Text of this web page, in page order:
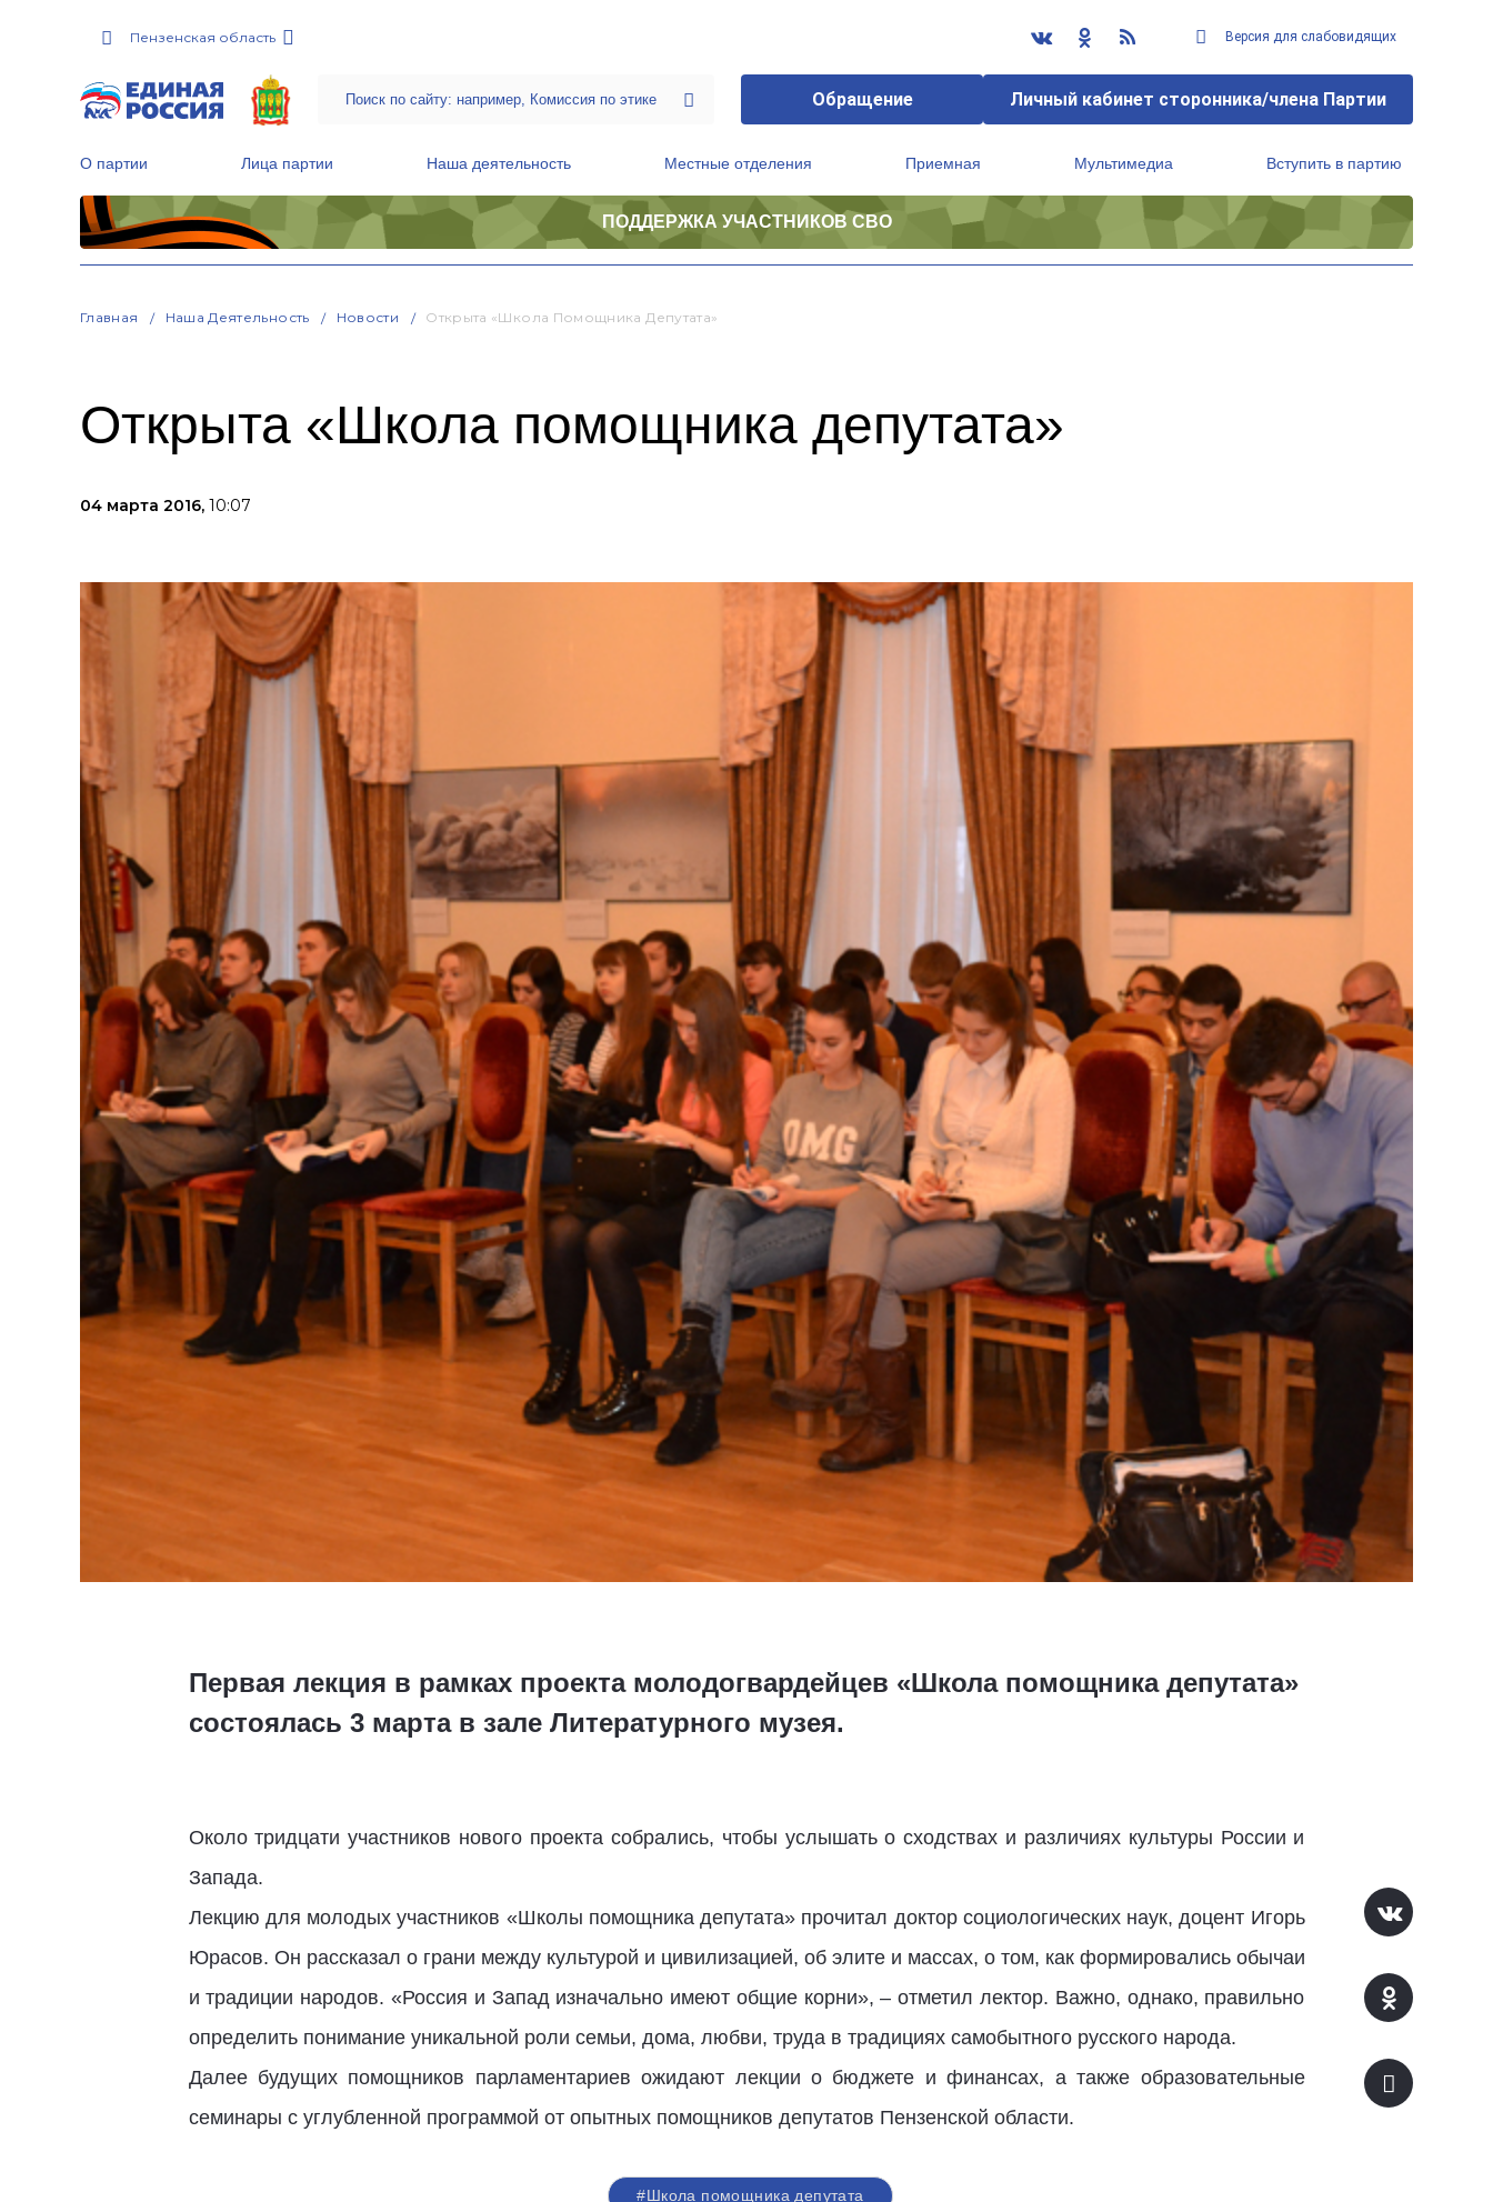
Пензенская область Версия для слабовидящих
Обращение Личный кабинет сторонника/члена Партии
О партии Лица партии Наша деятельность Местные отделения Приемная Мультимедиа Вступить в партию
ПОДДЕРЖКА УЧАСТНИКОВ СВО
Главная Наша Деятельность Новости Открыта «Школа Помощника Депутата»
Открыта «Школа помощника депутата»
04 марта 2016, 10:07
Первая лекция в рамках проекта молодогвардейцев «Школа помощника депутата»
состоялась 3 марта в зале Литературного музея.
Около тридцати участников нового проекта собрались, чтобы услышать о сходствах и различиях культуры России и
Запада.
Лекцию для молодых участников «Школы помощника депутата» прочитал доктор социологических наук, доцент Игорь
Юрасов. Он рассказал о грани между культурой и цивилизацией, об элите и массах, о том, как формировались обычаи
и традиции народов. «Россия и Запад изначально имеют общие корни», – отметил лектор. Важно, однако, правильно
определить понимание уникальной роли семьи, дома, любви, труда в традициях самобытного русского народа.
Далее будущих помощников парламентариев ожидают лекции о бюджете и финансах, а также образовательные
семинары с углубленной программой от опытных помощников депутатов Пензенской области.
#Школа помощника депутата